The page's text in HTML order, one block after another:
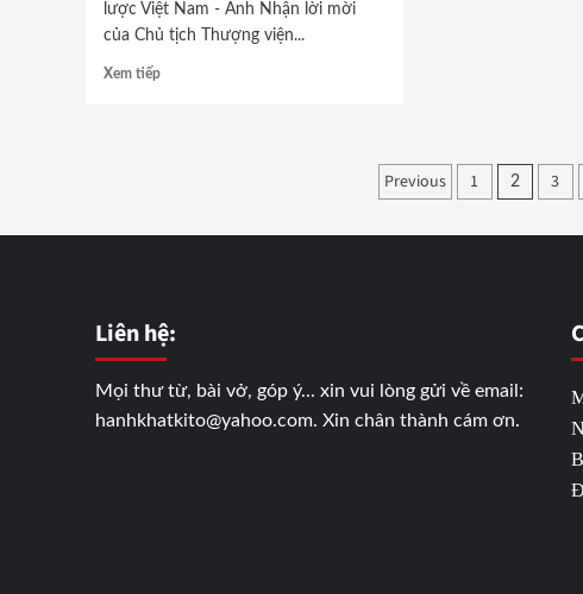
lược Việt Nam - Anh Nhận lời mời
của Chủ tịch Thượng viện...
Xem tiếp
Phân
trang
Previous 1 2 3
Liên hệ:
Mọi thư từ, bài vở, góp ý... xin vui lòng gửi về email:
hanhkhatkito@yahoo.com. Xin chân thành cám ơn.